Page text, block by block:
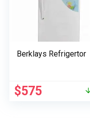
Berklays Refrigertor
Le
prix
$575Le